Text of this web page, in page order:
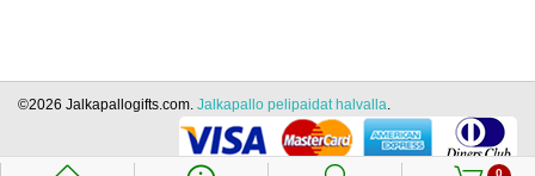
0
©2026 Jalkapallogifts.com. Jalkapallo pelipaidat halvalla.